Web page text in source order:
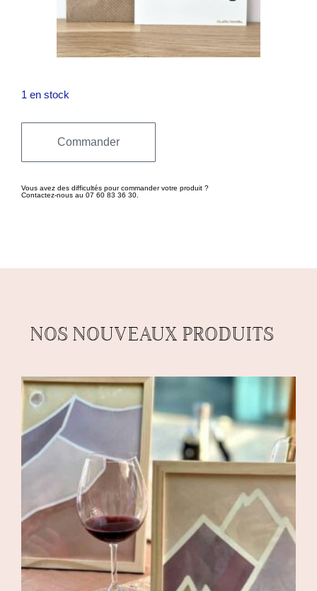
1 en stock
Commander
Vous avez des difficultés pour commander votre produit ?
Contactez-nous au 07 60 83 36 30.
NOS NOUVEAUX PRODUITS